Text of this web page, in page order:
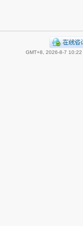
GMT+8, 2026-8-7 10:22